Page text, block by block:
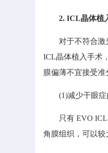
2. ICL晶体植
对于不符合激光
ICL晶体植入手术
膜偏薄不宜接受
(1)减少干眼症
只有 EVO ICL
角膜组织，可以较